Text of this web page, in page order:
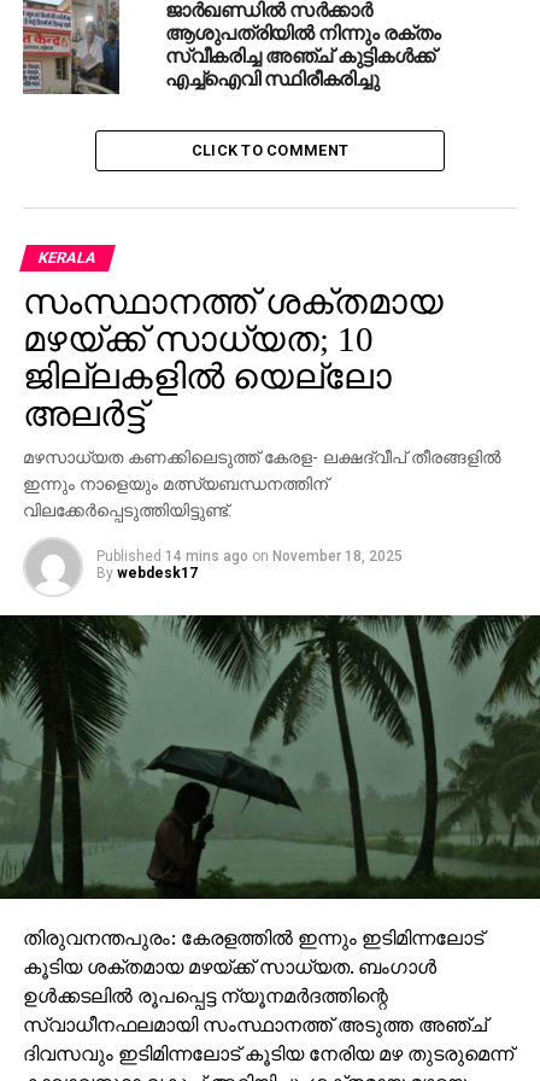
ജാര്‍ഖണ്ഡില്‍ സര്‍ക്കാര്‍
ആശുപത്രിയില്‍ നിന്നും രക്തം
സ്വീകരിച്ച അഞ്ച് കുട്ടികള്‍ക്ക്
എച്ച്ഐവി സ്ഥിരീകരിച്ചു
CLICK TO COMMENT
KERALA
സംസ്ഥാനത്ത് ശക്തമായ
മഴയ്ക്ക് സാധ്യത; 10
ജില്ലകളില്‍ യെല്ലോ
അലര്‍ട്ട്
മഴസാധ്യത കണക്കിലെടുത്ത് കേരള- ലക്ഷദ്വീപ് തീരങ്ങളില്‍
ഇന്നും നാളെയും മത്സ്യബന്ധനത്തിന്
വിലക്കേര്‍പ്പെടുത്തിയിട്ടുണ്ട്.
Published 14 mins ago on November 18, 2025
By webdesk17
തിരുവനന്തപുരം: കേരളത്തില്‍ ഇന്നും ഇടിമിന്നലോട്
കൂടിയ ശക്തമായ മഴയ്ക്ക് സാധ്യത. ബംഗാള്‍
ഉള്‍ക്കടലില്‍ രൂപപ്പെട്ട ന്യൂനമര്‍ദത്തിന്റെ
സ്വാധീനഫലമായി സംസ്ഥാനത്ത് അടുത്ത അഞ്ച്
ദിവസവും ഇടിമിന്നലോട് കൂടിയ നേരിയ മഴ തുടരുമെന്ന്